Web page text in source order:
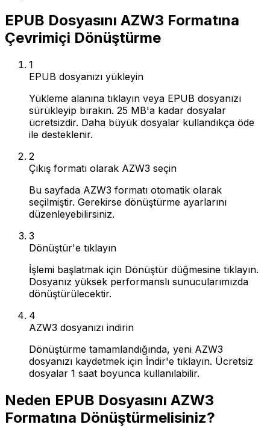
EPUB Dosyasını AZW3 Formatına
Çevrimiçi Dönüştürme
1
EPUB dosyanızı yükleyin
Yükleme alanına tıklayın veya EPUB dosyanızı
sürükleyip bırakın. 25 MB'a kadar dosyalar
ücretsizdir. Daha büyük dosyalar kullandıkça öde
ile desteklenir.
2
Çıkış formatı olarak AZW3 seçin
Bu sayfada AZW3 formatı otomatik olarak
seçilmiştir. Gerekirse dönüştürme ayarlarını
düzenleyebilirsiniz.
3
Dönüştür'e tıklayın
İşlemi başlatmak için Dönüştür düğmesine tıklayın.
Dosyanız yüksek performanslı sunucularımızda
dönüştürülecektir.
4
AZW3 dosyanızı indirin
Dönüştürme tamamlandığında, yeni AZW3
dosyanızı kaydetmek için İndir'e tıklayın. Ücretsiz
dosyalar 1 saat boyunca kullanılabilir.
Neden EPUB Dosyasını AZW3
Formatına Dönüştürmelisiniz?